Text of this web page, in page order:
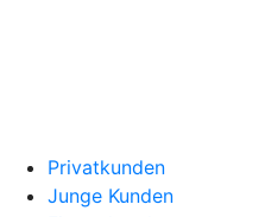
Privatkunden
Junge Kunden